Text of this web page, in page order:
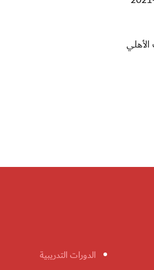
شباب الأهلي
الدورات التدريبية